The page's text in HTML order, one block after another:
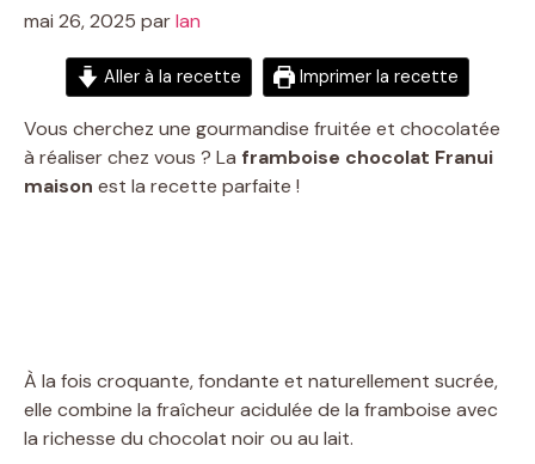
mai 26, 2025 parIan
Aller à la recette Imprimer la recette
Vous cherchez une gourmandise fruitée et chocolatée
à réaliser chez vous ? La framboise chocolat Franui
maison est la recette parfaite !
À la fois croquante, fondante et naturellement sucrée,
elle combine la fraîcheur acidulée de la framboise avec
la richesse du chocolat noir ou au lait.